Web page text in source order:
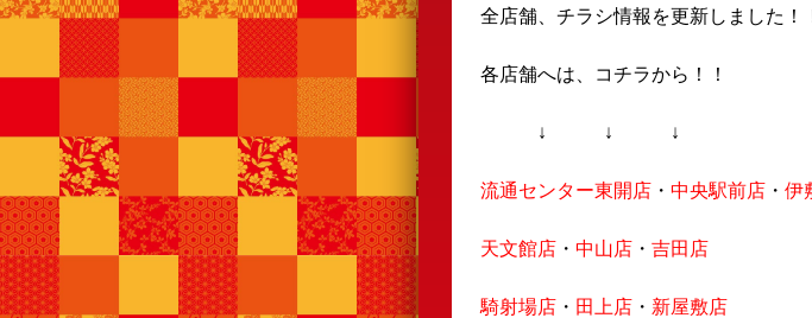
全店舗、チラシ情報を更新しました！
各店舗へは、コチラから！！
↓ ↓ ↓
流通センター東開店 ・ 中央駅前店 ・ 伊
天文館店 ・ 中山店 ・ 吉田店
騎射場店 ・ 田上店 ・ 新屋敷店